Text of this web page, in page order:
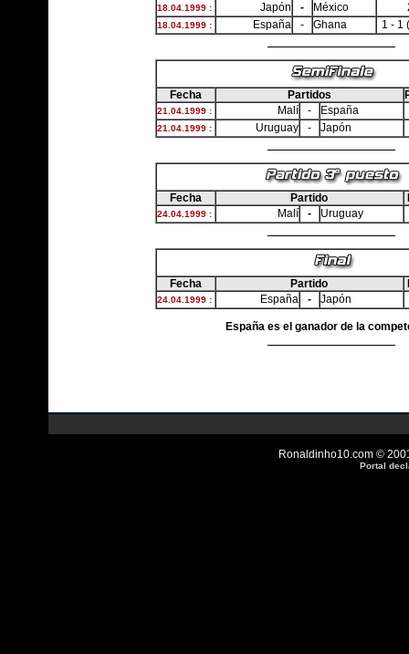
18.04.1999 : Japón - México
18.04.1999 : España - Ghana 1 - 1
Fecha Partidos
21.04.1999 : Malí - España
21.04.1999 : Uruguay - Japón
Fecha Partido
24.04.1999 : Malí - Uruguay
Fecha Partido
24.04.1999 : España - Japón
España es el ganador de la
Ronaldinho10.com ©
Portal